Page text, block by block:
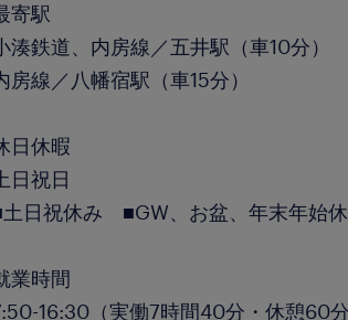
寄駅
湊鉄道、内房線／五井駅（車10分）
房線／八幡宿駅（車15分）
日休暇
日祝日
日祝休み ■GW、お盆、年末年始
業時間
16:30（実働7時間40分・休憩60